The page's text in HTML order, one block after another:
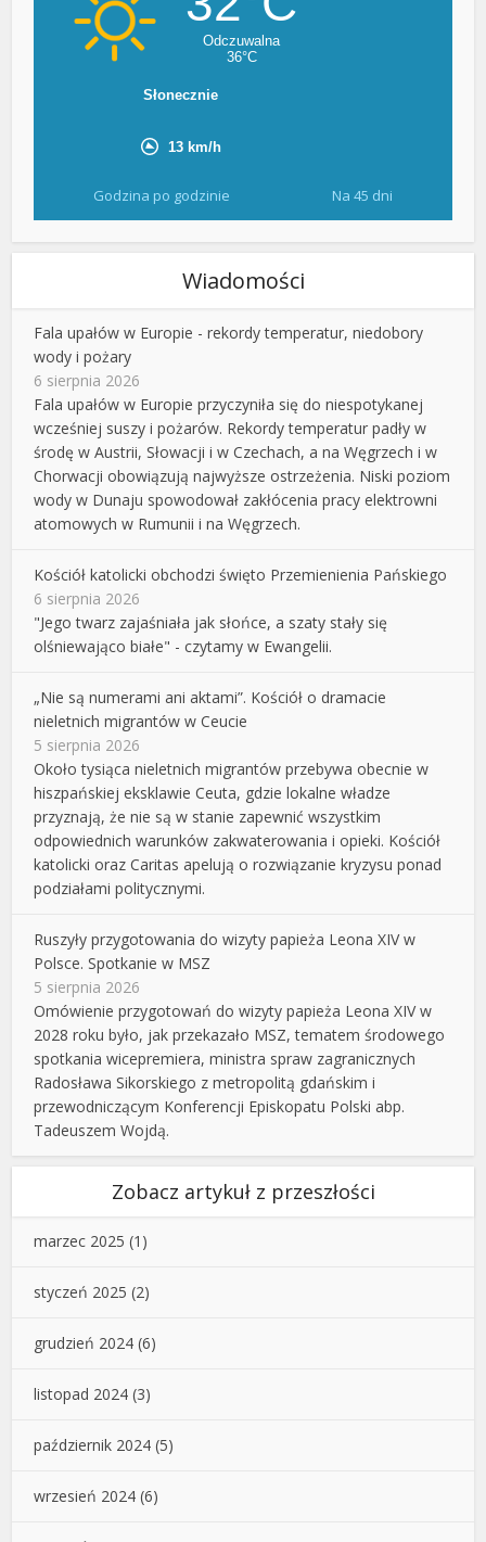
Godzina po godzinie Na 45 dni
Wiadomości
Fala upałów w Europie - rekordy temperatur, niedobory
wody i pożary
6 sierpnia 2026
Fala upałów w Europie przyczyniła się do niespotykanej
wcześniej suszy i pożarów. Rekordy temperatur padły w
środę w Austrii, Słowacji i w Czechach, a na Węgrzech i w
Chorwacji obowiązują najwyższe ostrzeżenia. Niski poziom
wody w Dunaju spowodował zakłócenia pracy elektrowni
atomowych w Rumunii i na Węgrzech.
Kościół katolicki obchodzi święto Przemienienia Pańskiego
6 sierpnia 2026
"Jego twarz zajaśniała jak słońce, a szaty stały się
olśniewająco białe" - czytamy w Ewangelii.
„Nie są numerami ani aktami”. Kościół o dramacie
nieletnich migrantów w Ceucie
5 sierpnia 2026
Około tysiąca nieletnich migrantów przebywa obecnie w
hiszpańskiej eksklawie Ceuta, gdzie lokalne władze
przyznają, że nie są w stanie zapewnić wszystkim
odpowiednich warunków zakwaterowania i opieki. Kościół
katolicki oraz Caritas apelują o rozwiązanie kryzysu ponad
podziałami politycznymi.
Ruszyły przygotowania do wizyty papieża Leona XIV w
Polsce. Spotkanie w MSZ
5 sierpnia 2026
Omówienie przygotowań do wizyty papieża Leona XIV w
2028 roku było, jak przekazało MSZ, tematem środowego
spotkania wicepremiera, ministra spraw zagranicznych
Radosława Sikorskiego z metropolitą gdańskim i
przewodniczącym Konferencji Episkopatu Polski abp.
Tadeuszem Wojdą.
Zobacz artykuł z przeszłości
marzec 2025 (1)
styczeń 2025 (2)
grudzień 2024 (6)
listopad 2024 (3)
październik 2024 (5)
wrzesień 2024 (6)